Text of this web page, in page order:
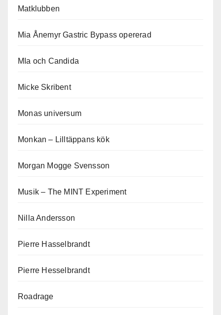
Matklubben
Mia Ånemyr Gastric Bypass opererad
MIa och Candida
Micke Skribent
Monas universum
Monkan – Lilltäppans kök
Morgan Mogge Svensson
Musik – The MINT Experiment
Nilla Andersson
Pierre Hasselbrandt
Pierre Hesselbrandt
Roadrage